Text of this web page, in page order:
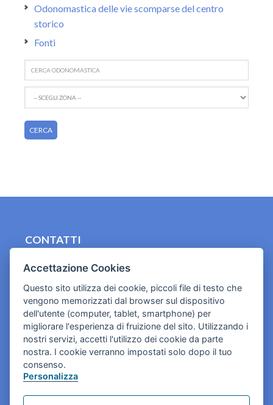
Odonomastica delle vie scomparse del centro
storico
Fonti
CONTATTI
Cookies e informativa privacy
Accettazione Cookies
Questo sito utilizza dei cookie, piccoli file di testo che
vengono memorizzati dal browser sul dispositivo
dell'utente (computer, tablet, smartphone) per
migliorare l'esperienza di fruizione del sito. Utilizzando i
nostri servizi, accetti l'utilizzo dei cookie da parte
nostra. I cookie verranno impostati solo dopo il tuo
consenso.
Personalizza